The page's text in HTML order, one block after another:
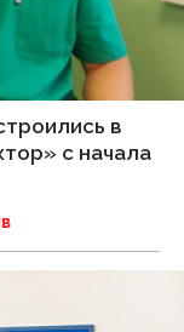
в
с начала